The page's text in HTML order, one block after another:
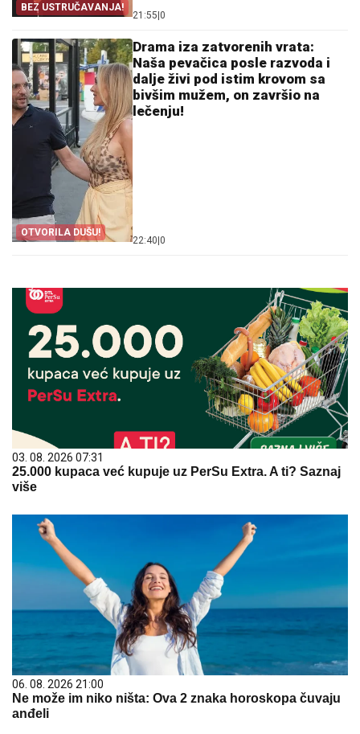
BEZ USTRUČAVANJA!
21:55|0
OTVORILA DUŠU!
Drama iza zatvorenih vrata:
Naša pevačica posle razvoda i
dalje živi pod istim krovom sa
bivšim mužem, on završio na
lečenju!
22:40|0
03. 08. 2026 07:31
25.000 kupaca već kupuje uz PerSu Extra. A ti? Saznaj
više
06. 08. 2026 21:00
Ne može im niko ništa: Ova 2 znaka horoskopa čuvaju
anđeli